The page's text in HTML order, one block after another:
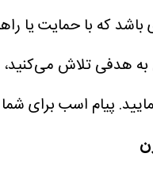
که با حمایت یا
هدفی تلاش
پیام اسب برای شما